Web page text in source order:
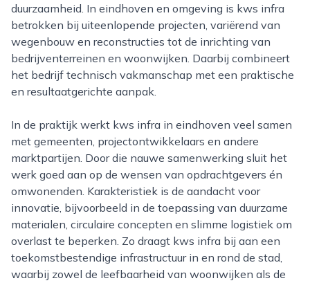
duurzaamheid. In eindhoven en omgeving is kws infra
betrokken bij uiteenlopende projecten, variërend van
wegenbouw en reconstructies tot de inrichting van
bedrijventerreinen en woonwijken. Daarbij combineert
het bedrijf technisch vakmanschap met een praktische
en resultaatgerichte aanpak.
In de praktijk werkt kws infra in eindhoven veel samen
met gemeenten, projectontwikkelaars en andere
marktpartijen. Door die nauwe samenwerking sluit het
werk goed aan op de wensen van opdrachtgevers én
omwonenden. Karakteristiek is de aandacht voor
innovatie, bijvoorbeeld in de toepassing van duurzame
materialen, circulaire concepten en slimme logistiek om
overlast te beperken. Zo draagt kws infra bij aan een
toekomstbestendige infrastructuur in en rond de stad,
waarbij zowel de leefbaarheid van woonwijken als de